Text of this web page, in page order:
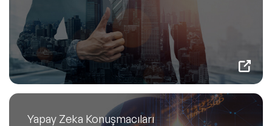
Yapay Zeka Konuşmacıları